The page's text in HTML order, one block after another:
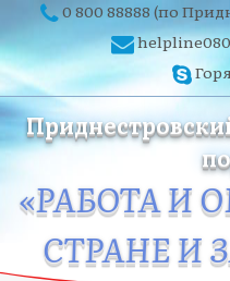
0 800 88888 (по
«РАБОТА И
СТРАНЕ И